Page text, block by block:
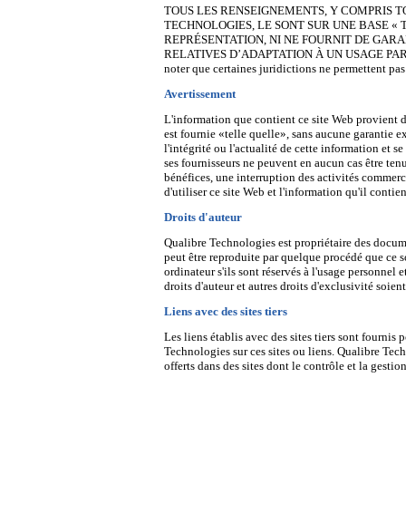
TOUS LES RENSEIGNEMENTS, Y COMPRIS
TECHNOLOGIES, LE SONT SUR UNE BASE
REPRÉSENTATION, NI NE FOURNIT DE
RELATIVES D’ADAPTATION À UN USAGE
noter que certaines juridictions ne permettent pas
Avertissement
L'information que contient ce site Web provient
est fournie «telle quelle», sans aucune garantie
l'intégrité ou l'actualité de cette information et
ses fournisseurs ne peuvent en aucun cas être
bénéfices, une interruption des activités
d'utiliser ce site Web et l'information qu'il
Droits d'auteur
Qualibre Technologies est propriétaire des
peut être reproduite par quelque procédé que ce
ordinateur s'ils sont réservés à l'usage
droits d'auteur et autres droits d'exclusivité
Liens avec des sites tiers
Les liens établis avec des sites tiers sont
Technologies sur ces sites ou liens. Qualibre
offerts dans des sites dont le contrôle et la